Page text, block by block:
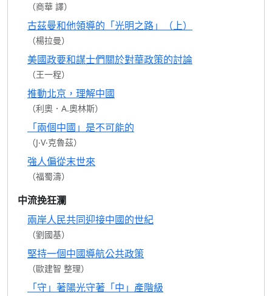
（商華 譯）
古茲曼和他領導的「光明之路」（上）
（楊拉曼）
美國政要和謀士們關於對華政策的討論
（王一程）
推動北京，理解中國
（利奧．A.奧林斯）
「兩個中國」是不可能的
（J‧V‧克魯茲）
強人偏從末世來
（福蜀濤）
中流挽狂瀾
兩岸人民共同迎接中國的世紀
（劉國基）
堅持一個中國導航公共政策
（歐建智 整理）
「守」著陽光守著「中」產階級